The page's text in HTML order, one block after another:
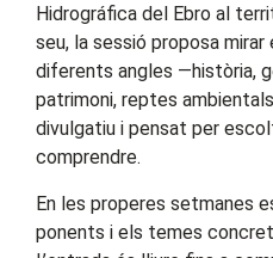
Hidrográfica del Ebro al
seu, la sessió proposa
diferents angles —història,
patrimoni, reptes
divulgatiu i pensat per
comprendre.
En les properes setmanes
ponents i els temes